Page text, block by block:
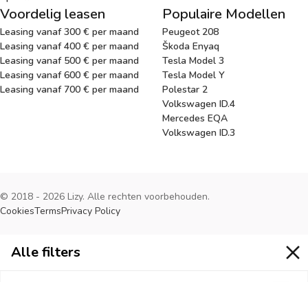
Voordelig leasen
Leasing vanaf 300 € per maand
Leasing vanaf 400 € per maand
Leasing vanaf 500 € per maand
Leasing vanaf 600 € per maand
Leasing vanaf 700 € per maand
Populaire Modellen
Peugeot 208
Škoda Enyaq
Tesla Model 3
Tesla Model Y
Polestar 2
Volkswagen ID.4
Mercedes EQA
Volkswagen ID.3
© 2018 - 2026 Lizy. Alle rechten voorbehouden.
CookiesTermsPrivacy Policy
Alle filters
Alle filters